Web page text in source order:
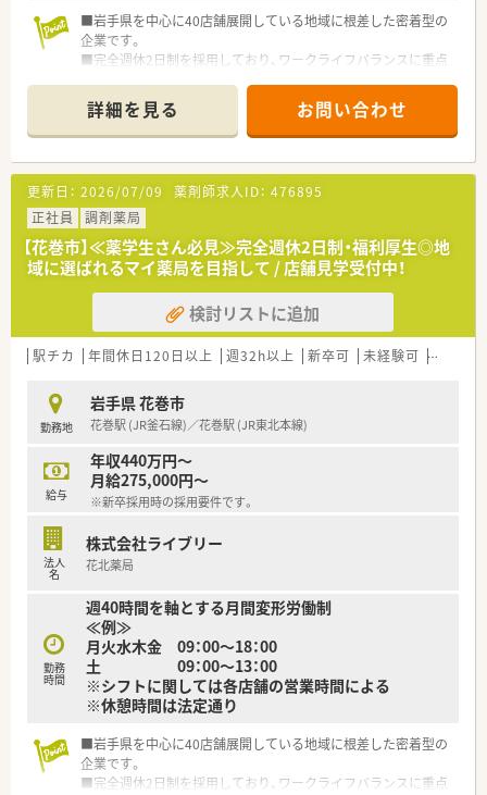
■岩手県を中心に40店舗展開している地域に根差した密着型の
企業です。
■完全週休2日制を採用しており、ワークライフバランスに重点
■新卒採用も積極的に行っており、若手も活躍できる環境は整っ
ております。
■教育制度は集合研修やEラーニングを活用しております。
詳細を見る お問い合わせ
更新日： 2026/07/09 薬剤師求人ID： 476895
正社員
調剤薬局
【花巻市】≪薬学生さん必見≫完全週休2日制・福利厚生◎地
域に選ばれるマイ薬局を目指して / 店舗見学受付中！
検討リストに追加
駅チカ 年間休日120日以上 週32h以上 新卒可 未経験可 ブラン
勤務地
岩手県 花巻市
花巻駅 (JR釜石線)／花巻駅 (JR東北本線)
給与
年収440万円～
月給275,000円～
※新卒採用時の採用要件です。
法人
名
株式会社ライブリー
花北薬局
勤務
時間
週40時間を軸とする月間変形労働制
≪例≫
月火水木金 09：00～18：00
土 09：00～13：00
※シフトに関しては各店舗の営業時間による
※休憩時間は法定通り
■岩手県を中心に40店舗展開している地域に根差した密着型の
企業です。
■完全週休2日制を採用しており、ワークライフバランスに重点